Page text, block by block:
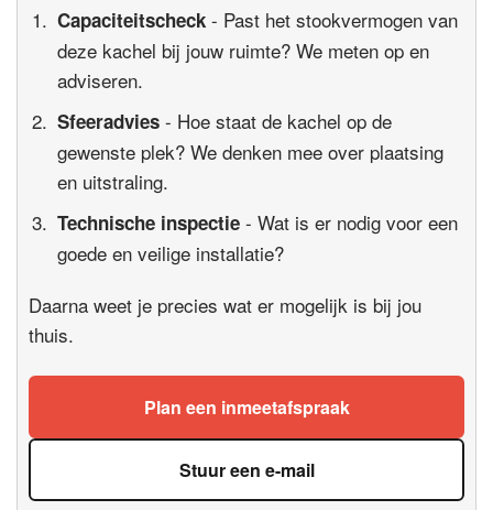
Capaciteitscheck - Past het stookvermogen van
deze kachel bij jouw ruimte? We meten op en
adviseren.
Sfeeradvies - Hoe staat de kachel op de
gewenste plek? We denken mee over plaatsing
en uitstraling.
Technische inspectie - Wat is er nodig voor een
goede en veilige installatie?
Daarna weet je precies wat er mogelijk is bij jou
thuis.
Plan een inmeetafspraak
Stuur een e-mail